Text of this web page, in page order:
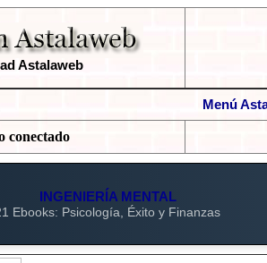
Astalaweb
Menú
conectado
INGENIERÍA MENTAL
Ebooks: Psicología, Éxito y Finanzas